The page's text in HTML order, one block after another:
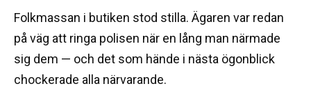
Folkmassan i butiken stod stilla. Ägaren var redan
på väg att ringa polisen när en lång man närmade
sig dem — och det som hände i nästa ögonblick
chockerade alla närvarande.